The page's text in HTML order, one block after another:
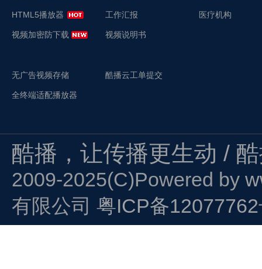
HTML5播放器
视频加密防下载
无广告视频存储
全终端适配播放器
工作汇报
视频说明书
酷播云工单提交
医疗机构
酷播，让传播更生动 /
2009-2025(C)Powered by
有限公司 粤ICP备